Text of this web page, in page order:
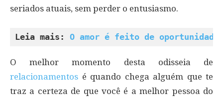
seriados atuais, sem perder o entusiasmo.
Leia mais: O amor é feito de
O melhor momento desta odisseia de
relacionamentos é quando chega alguém que te
traz a certeza de que você é a melhor pessoa do